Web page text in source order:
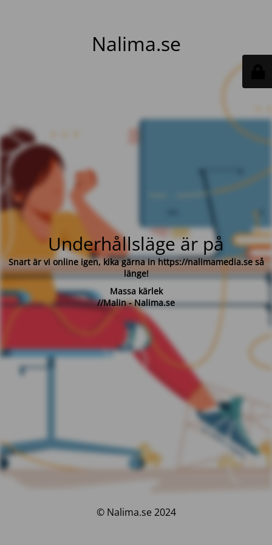
Nalima.se
Underhållsläge är på
Snart är vi online igen, kika gärna in https://nalimamedia.se så
länge!
Massa kärlek
//Malin - Nalima.se
© Nalima.se 2024